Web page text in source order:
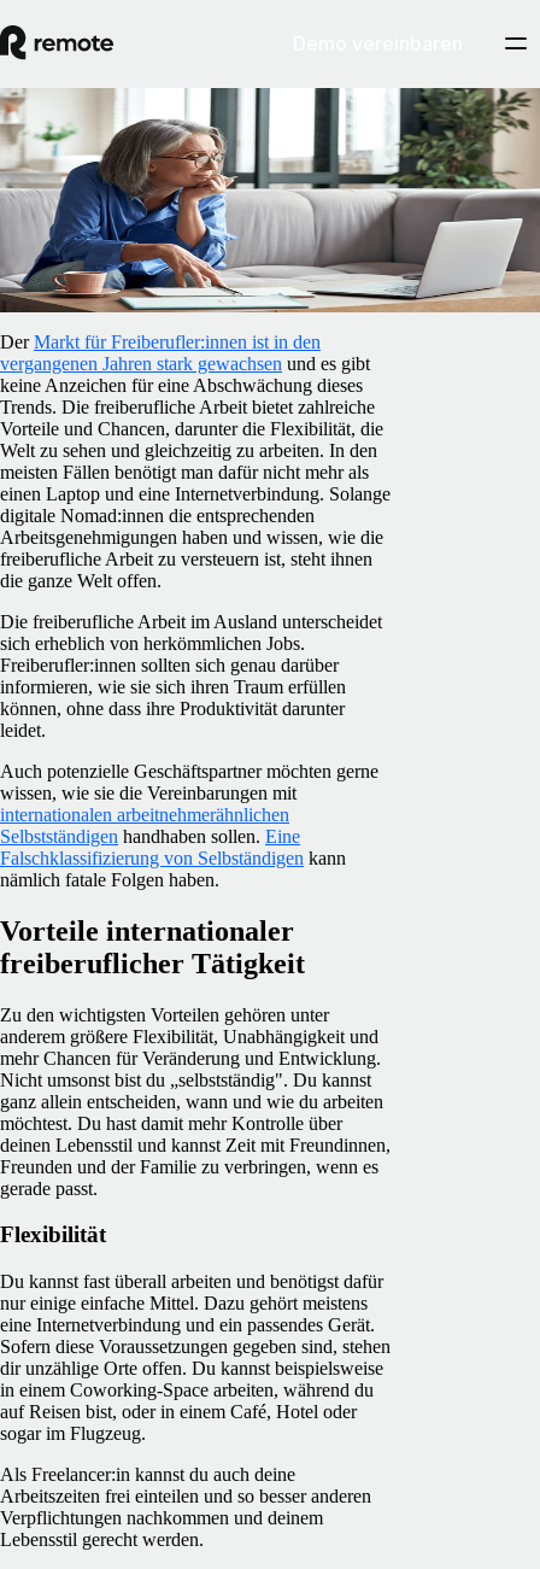
Blog / Insights Center
Freiberuflich im Ausland arbeiten – ein
Leitfaden
ByJames Doman-Pipe
5. Februar 2025
DerMarkt für Freiberufler:innen ist in den
vergangenen Jahren stark gewachsen und es gibt
keine Anzeichen für eine Abschwächung dieses
Trends. Die freiberufliche Arbeit bietet zahlreiche
Vorteile und Chancen, darunter die Flexibilität, die
Welt zu sehen und gleichzeitig zu arbeiten. In den
meisten Fällen benötigt man dafür nicht mehr als
einen Laptop und eine Internetverbindung. Solange
digitale Nomad:innen die entsprechenden
Arbeitsgenehmigungen haben und wissen, wie die
freiberufliche Arbeit zu versteuern ist, steht ihnen
die ganze Welt offen.
Die freiberufliche Arbeit im Ausland unterscheidet
sich erheblich von herkömmlichen Jobs.
Freiberufler:innen sollten sich genau darüber
informieren, wie sie sich ihren Traum erfüllen
können, ohne dass ihre Produktivität darunter
leidet.
Auch potenzielle Geschäftspartner möchten gerne
wissen, wie sie die Vereinbarungen mit
internationalen arbeitnehmerähnlichen
Selbstständigen handhaben sollen. Eine
Falschklassifizierung von Selbständigen kann
nämlich fatale Folgen haben.
Vorteile internationaler
freiberuflicher Tätigkeit
Zu den wichtigsten Vorteilen gehören unter
anderem größere Flexibilität, Unabhängigkeit und
mehr Chancen für Veränderung und Entwicklung.
Nicht umsonst bist du „selbstständig". Du kannst
ganz allein entscheiden, wann und wie du arbeiten
möchtest. Du hast damit mehr Kontrolle über
deinen Lebensstil und kannst Zeit mit Freundinnen,
Freunden und der Familie zu verbringen, wenn es
gerade passt.
Flexibilität
Du kannst fast überall arbeiten und benötigst dafür
nur einige einfache Mittel. Dazu gehört meistens
eine Internetverbindung und ein passendes Gerät.
Sofern diese Voraussetzungen gegeben sind, stehen
dir unzählige Orte offen. Du kannst beispielsweise
in einem Coworking-Space arbeiten, während du
auf Reisen bist, oder in einem Café, Hotel oder
sogar im Flugzeug.
Als Freelancer:in kannst du auch deine
Arbeitszeiten frei einteilen und so besser anderen
Verpflichtungen nachkommen und deinem
Lebensstil gerecht werden.